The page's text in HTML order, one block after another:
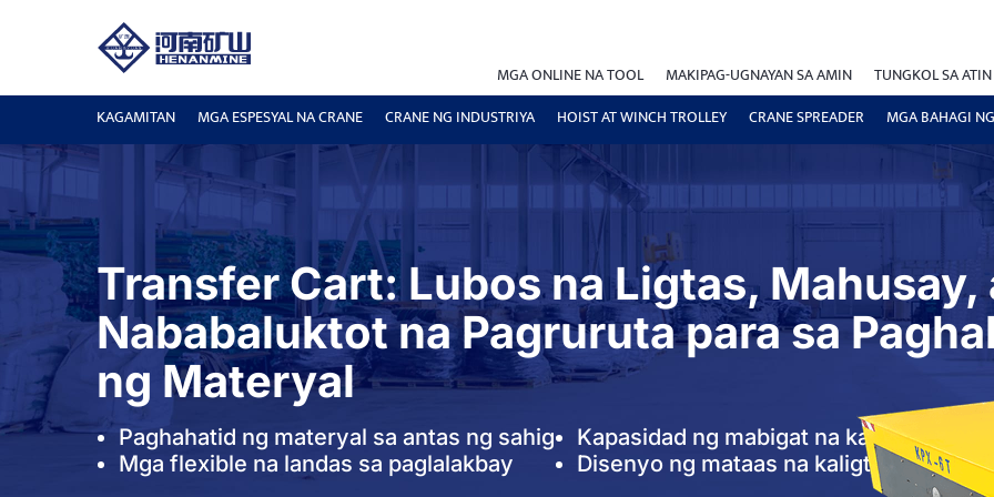
MGA ONLINE NA TOOL MAKIPAG-UGNAYAN SA AMIN
TUNGKOL SA ATIN
KAGAMITAN
MGA ESPESYAL NA CRANE CRANE NG INDUSTRIYA HOIST AT WINCH TROLLEY CRANE SPREADER MGA BAHAGI
Transfer Cart: Lubos na Ligtas, Mahusay,
Nababaluktot na Pagruruta para sa
ng Materyal
Paghahatid ng materyal sa antas ng sahig
Mga flexible na landas sa paglalakbay
Kapasidad ng mabigat na karga
Disenyo ng mataas na kaligtasan